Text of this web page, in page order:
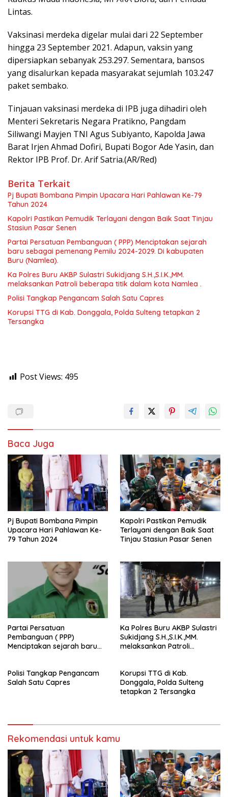
Lintas.
Vaksinasi merdeka digelar mulai dari 22 September
hingga 23 September 2021. Adapun, vaksin yang
dipersiapkan sebanyak 253.297. Sementara, bansos
yang disalurkan kepada masyarakat sejumlah 103.247
paket sembako.
Tinjauan vaksinasi merdeka di IPB juga dihadiri oleh
Menteri Sekretaris Negara Pratikno, Pangdam
Siliwangi Mayjen TNI Agus Subiyanto, Kapolda Jawa
Barat Irjen Ahmad Dofiri, Bupati Bogor Ade Yasin, dan
Rektor IPB Prof. Dr. Arif Satria.(AR/Red)
Berita Terkait
Pj Bupati Bombana Pimpin Upacara Hari Pahlawan Ke-79
Tahun 2024
Kapolri Pastikan Pemudik Terlayani dengan Baik Saat Tinjau
Stasiun Pasar Senen
Partai Persatuan Pembanguan ( PPP) Menciptakan sejarah
baru sebagai pemenang Pemilu 2024-2029. Di kabupaten
Buru (Namlea).
Ka Polres Buru AKBP Sulastri Sukidjang S.H.,S.I.K.,MM.
melaksankan Patroli beberapa titik dalam kota Namlea .
Polisi Tangkap Pengancam Salah Satu Capres
Korupsi TTG di Kab. Donggala, Polda Sulteng tetapkan 2
Tersangka
Post Views: 495
Baca Juga
Pj Bupati Bombana Pimpin
Upacara Hari Pahlawan Ke-
79 Tahun 2024
Kapolri Pastikan Pemudik
Terlayani dengan Baik Saat
Tinjau Stasiun Pasar Senen
Partai Persatuan
Pembanguan ( PPP)
Menciptakan sejarah baru
Buru (Namlea).
Ka Polres Buru AKBP Sulastri
Sukidjang S.H.,S.I.K.,MM.
melaksankan Patroli
Polisi Tangkap Pengancam
Salah Satu Capres
Korupsi TTG di Kab.
Donggala, Polda Sulteng
tetapkan 2 Tersangka
Rekomendasi untuk kamu